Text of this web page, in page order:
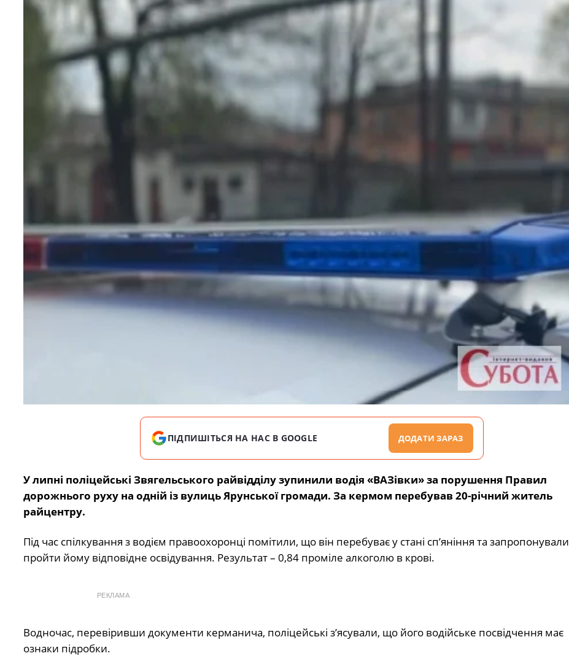
ПІДПИШІТЬСЯ НА НАС В GOOGLE ДОДАТИ ЗАРАЗ
У липні поліцейські Звягельського райвідділу зупинили водія «ВАЗівки» за порушення Правил
дорожнього руху на одній із вулиць Ярунської громади. За кермом перебував 20-річний житель
райцентру.
Під час спілкування з водієм правоохоронці помітили, що він перебуває у стані сп’яніння та запропонували
пройти йому відповідне освідування. Результат – 0,84 проміле алкоголю в крові.
РЕКЛАМА
Водночас, перевіривши документи керманича, поліцейські з’ясували, що його водійське посвідчення має
ознаки підробки.